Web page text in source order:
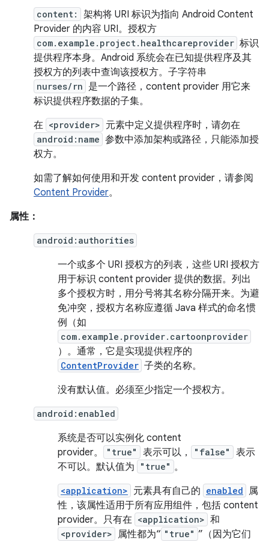
content:
架构将 URI 标识为指向 Android Content
Provider 的内容 URI。 授权方
com.example.project.healthcareprovider 标识
提供程序本身。Android 系统会在已知提供程序及其
授权方的列表中查询该授权方。子字符串
nurses/rn 是一个路径，content provider 用它来
标识提供程序数据的子集。
在 <provider> 元素中定义提供程序时，请勿在
android:name 参数中添加架构或路径，只能添加授
权方。
如需了解如何使用和开发 content provider，请参阅
Content Provider。
属性：
android:authorities
一个或多个 URI 授权方的列表，这些 URI 授权方
用于标识 content provider 提供的数据。列出
多个授权方时，用分号将其名称分隔开来。为避
免冲突，授权方名称应遵循 Java 样式的命名惯
例（如
com.example.provider.cartoonprovider
）。通常，它是实现提供程序的
ContentProvider 子类的名称。
没有默认值。必须至少指定一个授权方。
android:enabled
系统是否可以实例化 content
provider。
"true" 表示可以， "false"
表示
不可以。默认值为
"true" 。
<application> 元素具有自己的 enabled 属
性，该属性适用于所有应用组件，包括 content
provider。只有在 <application> 和
<provider> 属性都为“ "true" ”（因为它们